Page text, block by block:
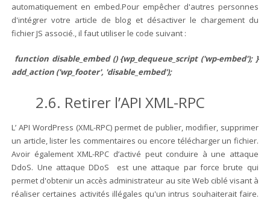
automatiquement en embed.Pour empêcher d'autres personnes
d'intégrer votre article de blog et désactiver le chargement du
fichier JS associé., il faut utiliser le code suivant :
function disable_embed () {wp_dequeue_script ('wp-embed'); }
add_action ('wp_footer', 'disable_embed');
2.6. Retirer l’API XML-RPC
L’ API WordPress (XML-RPC) permet de publier, modifier, supprimer
un article, lister les commentaires ou encore télécharger un fichier.
Avoir également XML-RPC d’activé peut conduire à une attaque
DdoS. Une attaque DDoS est une attaque par force brute qui
permet d'obtenir un accès administrateur au site Web ciblé visant à
réaliser certaines activités illégales qu'un intrus souhaiterait faire.